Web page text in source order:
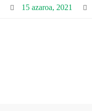
15 azaroa, 2021